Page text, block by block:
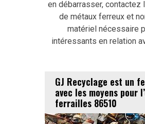
en débarrasser, contactez
de métaux ferreux et
matériel nécessaire
intéressants en relation
GJ Recyclage est un
avec les moyens pour
ferrailles 86510